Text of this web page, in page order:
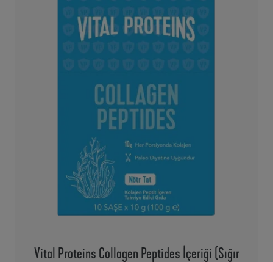
Vital Proteins Collagen Peptides İçeriği (Sığır